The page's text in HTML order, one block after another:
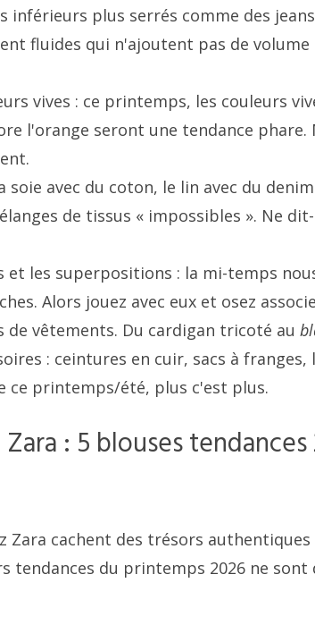
inférieurs plus serrés comme des
fluides qui n'ajoutent pas de
vives : ce printemps, les couleurs
l'orange seront une tendance phare.
soie avec du coton, le lin avec du
de tissus « impossibles ». Ne
et les superpositions : la mi-temps
Alors jouez avec eux et osez
de vêtements. Du cardigan tricoté au
: ceintures en cuir, sacs à
ce printemps/été, plus c'est plus.
: 5 blouses
Zara cachent des trésors
tendances du printemps 2026 ne sont